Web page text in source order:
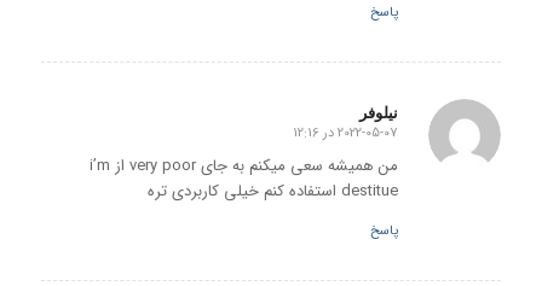
پاسخ
نیلوفر
گفته:
2022-05-07 در 12:16
من همیشه سعی میکنم به جای very poor از i’m
destitue استفاده کنم خیلی کاربردی تره
پاسخ